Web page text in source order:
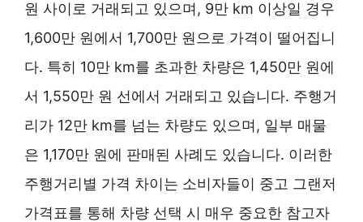
원 사이로 거래되고 있으며, 9만 km 이상일 경우
1,600만 원에서 1,700만 원으로 가격이 떨어집니
다. 특히 10만 km를 초과한 차량은 1,450만 원에
서 1,550만 원 선에서 거래되고 있습니다. 주행거
리가 12만 km를 넘는 차량도 있으며, 일부 매물
은 1,170만 원에 판매된 사례도 있습니다. 이러한
주행거리별 가격 차이는 소비자들이 중고 그랜저
가격표를 통해 차량 선택 시 매우 중요한 참고자